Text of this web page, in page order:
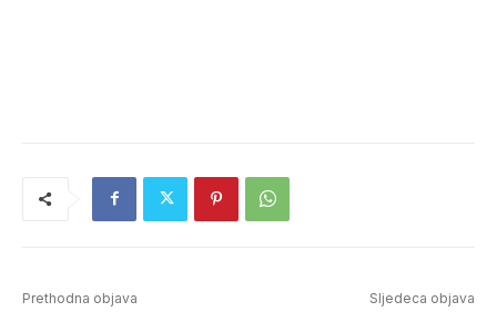
Prethodna objava Sljedeca objava